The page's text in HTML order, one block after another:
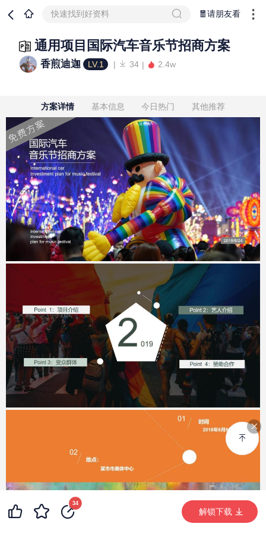
快速找到好资料 🧧请朋友看
通用项目国际汽车音乐节招商方案
香煎迪迦 LV.1 34 2.4w
方案详情 基本信息 今日热门 其他推荐
99+
解锁下载 (18804次)
34
解锁下载